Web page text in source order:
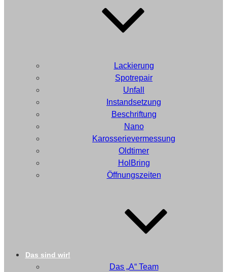
Lackierung
Spotrepair
Unfall
Instandsetzung
Beschriftung
Nano
Karosserievermessung
Oldtimer
HolBring
Öffnungszeiten
Das sind wir!
Das „A“ Team